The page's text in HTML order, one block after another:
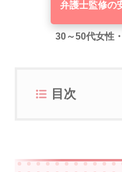
弁護士監修の
30～50代女性
目次